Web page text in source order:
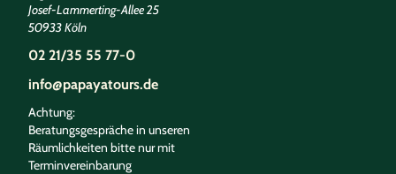
Josef-Lammerting-Allee 25
50933 Köln
02 21/35 55 77-0
info@papayatours.de
Achtung:
Beratungsgespräche in unseren
Räumlichkeiten bitte nur mit
Terminvereinbarung